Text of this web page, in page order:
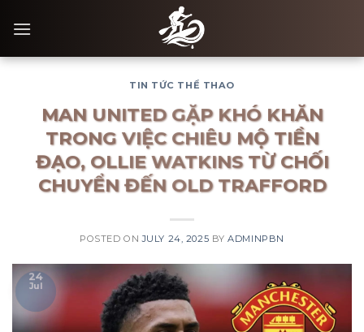
TIN TỨC THỂ THAO
MAN UNITED GẶP KHÓ KHĂN
TRONG VIỆC CHIÊU MỘ TIỀN
ĐẠO, OLLIE WATKINS TỪ CHỐI
CHUYỂN ĐẾN OLD TRAFFORD
POSTED ONJULY 24, 2025 BYADMINPBN
24
Jul